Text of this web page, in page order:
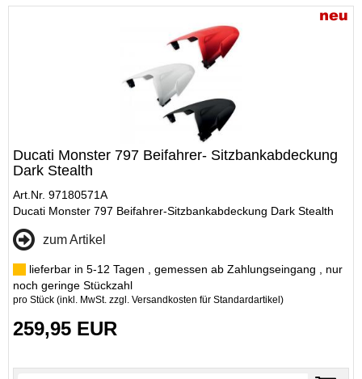
Ducati Monster 797 Beifahrer- Sitzbankabdeckung
Dark Stealth
Art.Nr. 97180571A
Ducati Monster 797 Beifahrer-Sitzbankabdeckung Dark Stealth
zum Artikel
lieferbar in 5-12 Tagen , gemessen ab Zahlungseingang , nur
noch geringe Stückzahl
pro Stück (inkl. MwSt. zzgl. Versandkosten für Standardartikel)
259,95 EUR